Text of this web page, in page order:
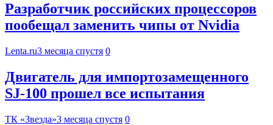
Разработчик российских процессоров
пообещал заменить чипы от Nvidia
Lenta.ru3 месяца спустя 0
Двигатель для импортозамещенного
SJ-100 прошел все испытания
ТК «Звезда»3 месяца спустя 0